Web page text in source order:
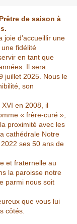
de saison à
joie d’accueillir une
fidélité
en tant que
Il sera
juillet 2025. Nous le
son
en 2008, il
« frère-curé »,
proximité avec les
cathédrale Notre
ses 50 ans de
et fraternelle au
la paroisse notre
parmi nous soit
que vous lui
côtés.